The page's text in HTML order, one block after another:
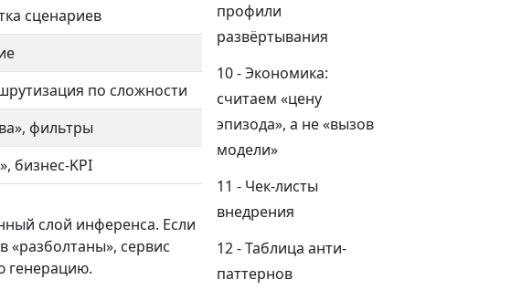
профили
развёртывания
Экономика:
считаем «цену
эпизода», а не «вызов
модели»
Чек-листы
внедрения
Таблица анти-
паттернов
сценариев
N/A
по сложности
фильтры
Стабильный стриминг/форматы, квоты/
бизнес-KPI
слой инференса. Если
«разболтаны», сервис
генерацию.